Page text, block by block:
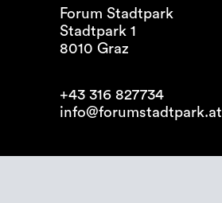
Forum Stadtpark
Stadtpark 1
8010 Graz
+43 316 827734
info@forumstadtpark.at